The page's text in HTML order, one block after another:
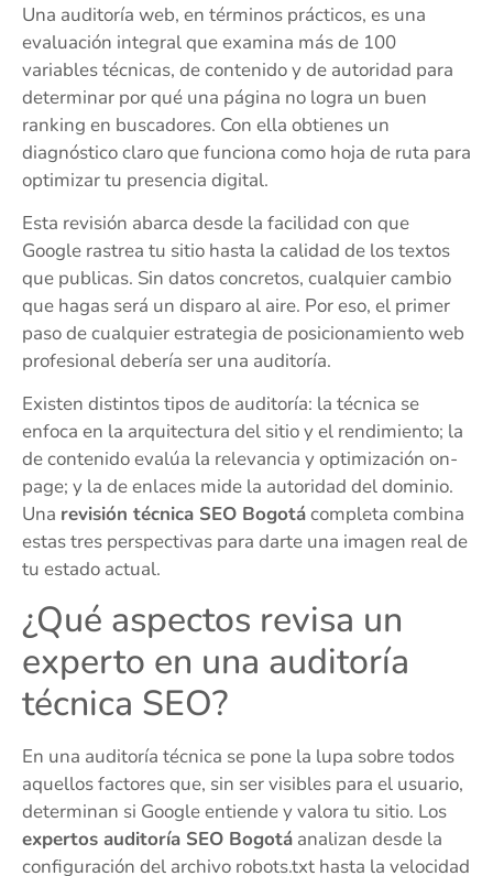
Una auditoría web, en términos prácticos, es una
evaluación integral que examina más de 100
variables técnicas, de contenido y de autoridad para
determinar por qué una página no logra un buen
ranking en buscadores. Con ella obtienes un
diagnóstico claro que funciona como hoja de ruta para
optimizar tu presencia digital.
Esta revisión abarca desde la facilidad con que
Google rastrea tu sitio hasta la calidad de los textos
que publicas. Sin datos concretos, cualquier cambio
que hagas será un disparo al aire. Por eso, el primer
paso de cualquier estrategia de posicionamiento web
profesional debería ser una auditoría.
Existen distintos tipos de auditoría: la técnica se
enfoca en la arquitectura del sitio y el rendimiento; la
de contenido evalúa la relevancia y optimización on-
page; y la de enlaces mide la autoridad del dominio.
Una revisión técnica SEO Bogotácompleta combina
estas tres perspectivas para darte una imagen real de
tu estado actual.
¿Qué aspectos revisa un
experto en una auditoría
técnica SEO?
En una auditoría técnica se pone la lupa sobre todos
aquellos factores que, sin ser visibles para el usuario,
determinan si Google entiende y valora tu sitio. Los
expertos auditoría SEO Bogotá analizan desde la
configuración del archivo robots.txt hasta la velocidad